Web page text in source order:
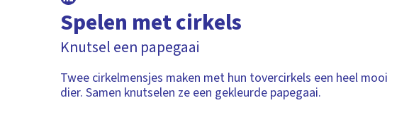
Spelen met cirkels
Knutsel een papegaai
Twee cirkelmensjes maken met hun tovercirkels een heel mooi
dier. Samen knutselen ze een gekleurde papegaai.